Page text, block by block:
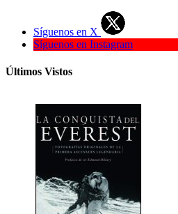
Síguenos en X
Síguenos en Instagram
Últimos Vistos